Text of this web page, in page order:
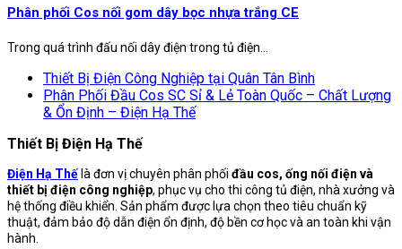
Phân phối Cos nối gom dây bọc nhựa trắng CE
Trong quá trình đấu nối dây điện trong tủ điện...
Thiết Bị Điện Công Nghiệp tại Quân Tân Bình
Phân Phối Đầu Cos SC Sỉ & Lẻ Toàn Quốc – Chất Lượng
& Ổn Định – Điện Hạ Thế
Thiết Bị Điện Hạ Thế
Điện Hạ Thế là đơn vị chuyên phân phối đầu cos, ống nối điện và
thiết bị điện công nghiệp, phục vụ cho thi công tủ điện, nhà xưởng và
hệ thống điều khiển. Sản phẩm được lựa chọn theo tiêu chuẩn kỹ
thuật, đảm bảo độ dẫn điện ổn định, độ bền cơ học và an toàn khi vận
hành.